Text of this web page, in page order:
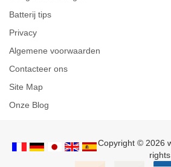
Batterij tips
Privacy
Algemene voorwaarden
Contacteer ons
Site Map
Onze Blog
Copyright © 2026